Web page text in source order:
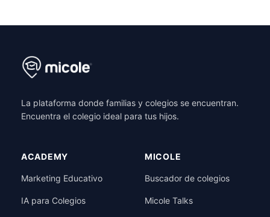
La plataforma donde familias y colegios se encuentran.
Encuentra el colegio ideal para tus hijos.
ACADEMY
Marketing Educativo
IA para Colegios
MICOLE
Buscador de colegios
Micole Talks